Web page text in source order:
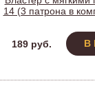
14 (3 патрона в
189 руб.
В